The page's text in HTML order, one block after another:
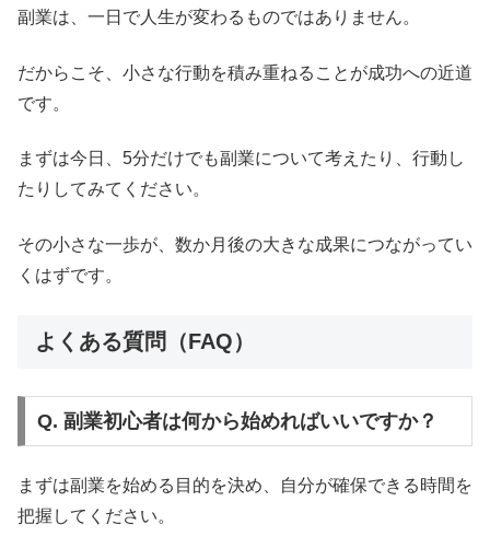
副業は、一日で人生が変わるものではありません。
だからこそ、小さな行動を積み重ねることが成功への近道
です。
まずは今日、5分だけでも副業について考えたり、行動し
たりしてみてください。
その小さな一歩が、数か月後の大きな成果につながってい
くはずです。
よくある質問（FAQ）
Q. 副業初心者は何から始めればいいですか？
まずは副業を始める目的を決め、自分が確保できる時間を
把握してください。